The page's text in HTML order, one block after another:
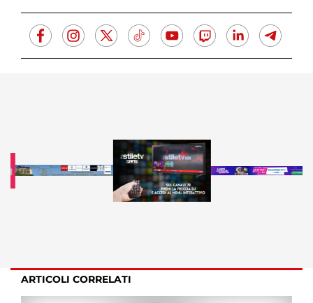
ARTICOLI CORRELATI